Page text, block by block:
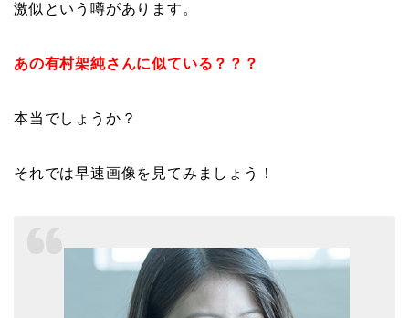
激似という噂があります。
あの有村架純さんに似ている？？？
本当でしょうか？
それでは早速画像を見てみましょう！